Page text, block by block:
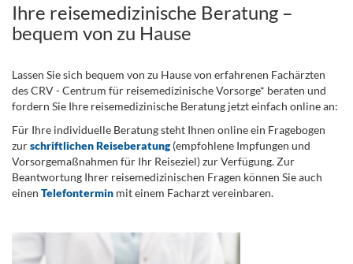
Ihre reisemedizinische Beratung –
bequem von zu Hause
Lassen Sie sich bequem von zu Hause von erfahrenen Fachärzten
des CRV - Centrum für reisemedizinische Vorsorge* beraten und
fordern Sie Ihre reisemedizinische Beratung jetzt einfach online an:
Für Ihre individuelle Beratung steht Ihnen online ein Fragebogen
zurschriftlichen Reiseberatung(empfohlene Impfungen und
Vorsorgemaßnahmen für Ihr Reiseziel) zur Verfügung. Zur
Beantwortung Ihrer reisemedizinischen Fragen können Sie auch
einen Telefontermin mit einem Facharzt vereinbaren.